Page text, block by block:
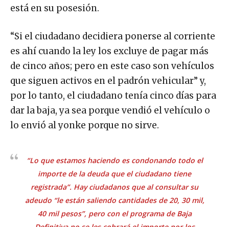
está en su posesión.
“Si el ciudadano decidiera ponerse al corriente
es ahí cuando la ley los excluye de pagar más
de cinco años; pero en este caso son vehículos
que siguen activos en el padrón vehicular” y,
por lo tanto, el ciudadano tenía cinco días para
dar la baja, ya sea porque vendió el vehículo o
lo envió al yonke porque no sirve.
“Lo que estamos haciendo es condonando todo el
importe de la deuda que el ciudadano tiene
registrada”. Hay ciudadanos que al consultar su
adeudo “le están saliendo cantidades de 20, 30 mil,
40 mil pesos”, pero con el programa de Baja